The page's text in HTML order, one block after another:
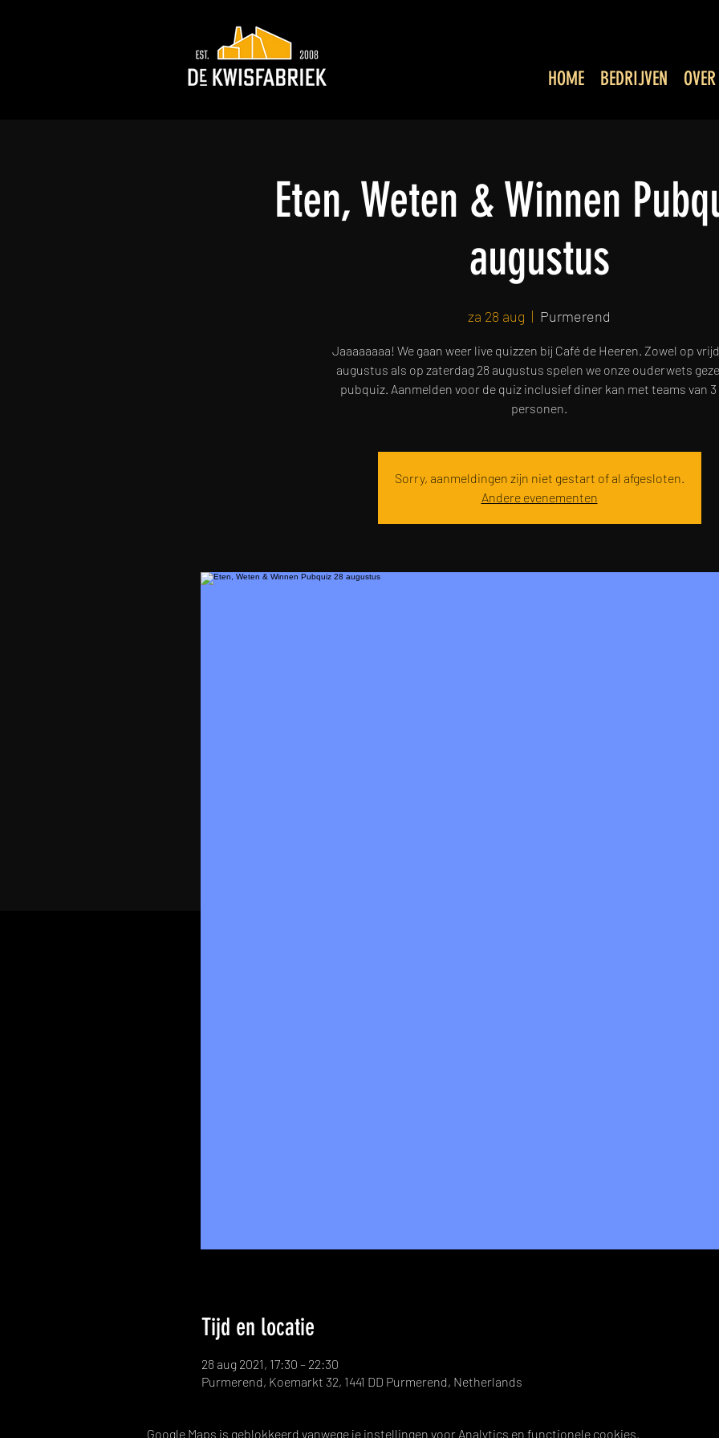
HOME BEDRIJVEN
Eten, Weten & Winnen
augustus
za 28 aug
  |
Purmerend
Jaaaaaaaa! We gaan weer live quizzen bij Café de Heeren. Zowel op
augustus als op zaterdag 28 augustus spelen we onze ouderwets
pubquiz. Aanmelden voor de quiz inclusief diner kan met teams van 3
personen.
Sorry, aanmeldingen zijn niet gestart of al afgesloten.
Andere evenementen
Tijd en locatie
28 aug 2021, 17:30 – 22:30
Purmerend, Koemarkt 32, 1441 DD Purmerend, Netherlands
Google Maps is geblokkeerd vanwege je instellingen voor Analytics en functionele cookies.